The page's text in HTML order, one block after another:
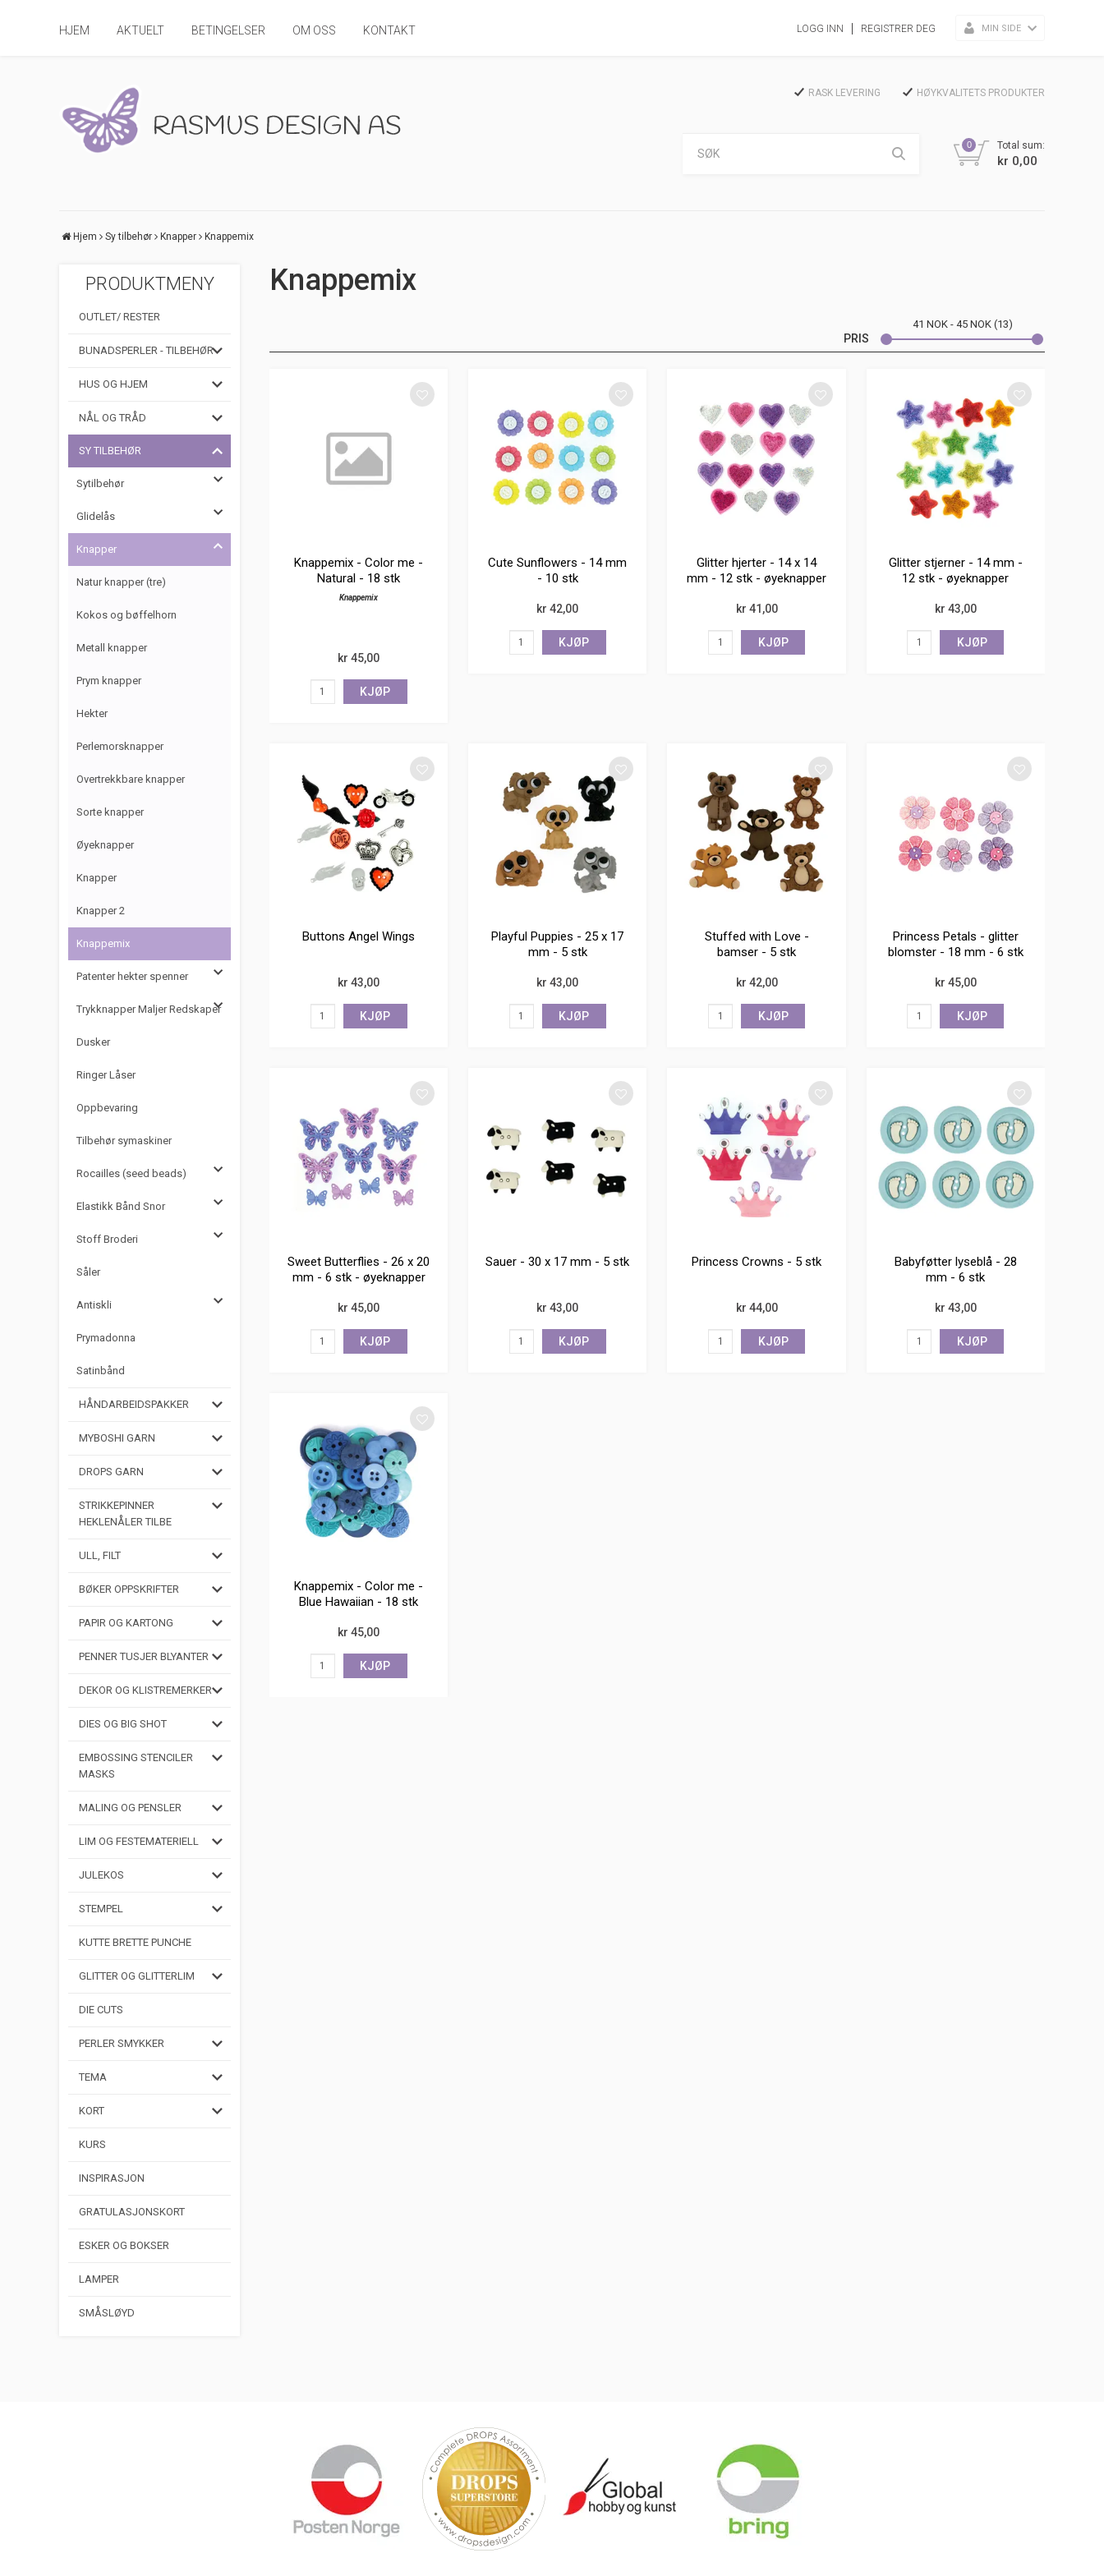
HJEM AKTUELT BETINGELSER OM OSS KONTAKT LOGG INN REGISTRER DEG MIN SIDE
RASK LEVERING HØYKVALITETS PRODUKTER
0 Total sum:
kr 0,00
Hjem Sy tilbehør Knapper Knappemix
PRODUKTMENY
OUTLET/ RESTER
BUNADSPERLER - TILBEHØR
HUS OG HJEM
NÅL OG TRÅD
SY TILBEHØR
Sytilbehør
Glidelås
Knapper
Natur knapper (tre)
Kokos og bøffelhorn
Metall knapper
Prym knapper
Hekter
Perlemorsknapper
Overtrekkbare knapper
Sorte knapper
Øyeknapper
Knapper
Knapper 2
Knappemix
Patenter hekter spenner
Trykknapper Maljer Redskaper
Dusker
Ringer Låser
Oppbevaring
Tilbehør symaskiner
Rocailles (seed beads)
Elastikk Bånd Snor
Stoff Broderi
Såler
Antiskli
Prymadonna
Satinbånd
HÅNDARBEIDSPAKKER
MYBOSHI GARN
DROPS GARN
STRIKKEPINNER
HEKLENÅLER TILBE
ULL, FILT
BØKER OPPSKRIFTER
PAPIR OG KARTONG
PENNER TUSJER BLYANTER
DEKOR OG KLISTREMERKER
DIES OG BIG SHOT
EMBOSSING STENCILER
MASKS
MALING OG PENSLER
LIM OG FESTEMATERIELL
JULEKOS
STEMPEL
KUTTE BRETTE PUNCHE
GLITTER OG GLITTERLIM
DIE CUTS
PERLER SMYKKER
TEMA
KORT
KURS
INSPIRASJON
GRATULASJONSKORT
ESKER OG BOKSER
LAMPER
SMÅSLØYD
Knappemix
PRIS
41 NOK 45 NOK 13
Knappemix - Color me -
Natural - 18 stk
Knappemix
kr 45,00
KJØP
Cute Sunflowers - 14 mm
- 10 stk
kr 42,00
KJØP
Glitter hjerter - 14 x 14
mm - 12 stk - øyeknapper
kr 41,00
KJØP
Glitter stjerner - 14 mm -
12 stk - øyeknapper
kr 43,00
KJØP
Buttons Angel Wings
kr 43,00
KJØP
Playful Puppies - 25 x 17
mm - 5 stk
kr 43,00
KJØP
Stuffed with Love -
bamser - 5 stk
kr 42,00
KJØP
Princess Petals - glitter
blomster - 18 mm - 6 stk
kr 45,00
KJØP
Sweet Butterflies - 26 x 20
mm - 6 stk - øyeknapper
kr 45,00
KJØP
Sauer - 30 x 17 mm - 5 stk
kr 43,00
KJØP
Princess Crowns - 5 stk
kr 44,00
KJØP
Babyføtter lyseblå - 28
mm - 6 stk
kr 43,00
KJØP
Knappemix - Color me -
Blue Hawaiian - 18 stk
kr 45,00
KJØP